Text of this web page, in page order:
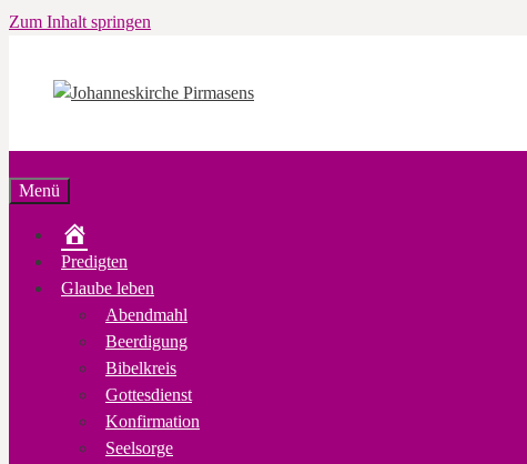
Zum Inhalt springen
Menü
Predigten
Glaube leben
Abendmahl
Beerdigung
Bibelkreis
Gottesdienst
Konfirmation
Seelsorge